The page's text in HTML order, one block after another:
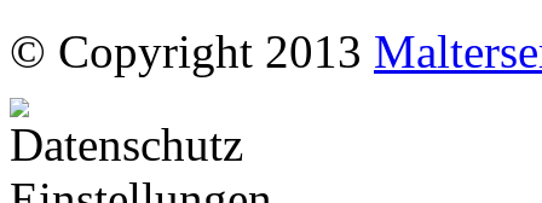
© Copyright 2013